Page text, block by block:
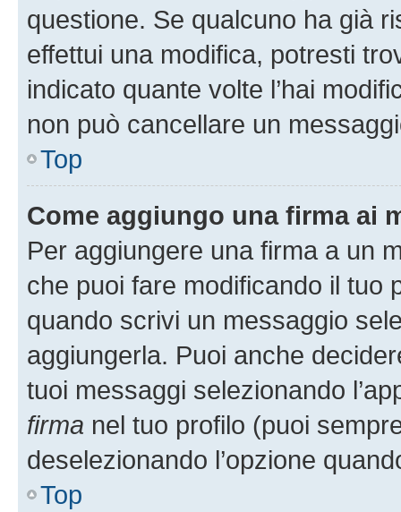
questione. Se qualcuno ha già
effettui una modifica, potresti
indicato quante volte l’hai
non può cancellare un
Top
Come aggiungo una firma ai
Per aggiungere una firma a un
che puoi fare modificando il tuo
quando scrivi un messaggio
aggiungerla. Puoi anche
tuoi messaggi selezionando
firma nel tuo profilo (puoi
deselezionando l’opzione
Top